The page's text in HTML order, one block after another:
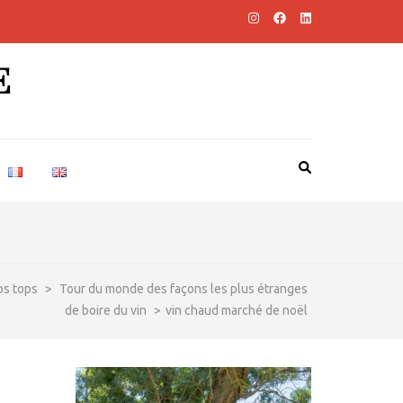
tops >
Tour du monde des façons les plus étranges
de boire du vin
> vin chaud marché de noël